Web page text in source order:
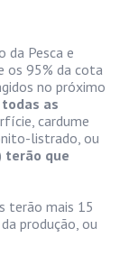
da Pesca e
os 95% da cota
no próximo
todas as
cardume
listrado, ou
terão que
terão mais 15
produção, ou